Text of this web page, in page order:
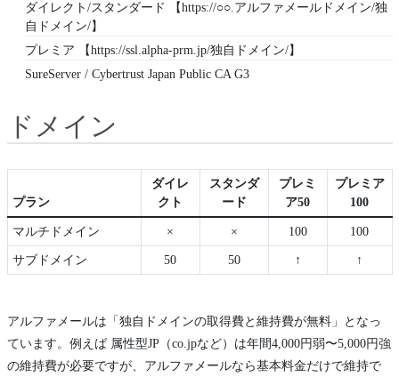
ダイレクト/スタンダード 【https://○○.アルファメールドメイン/独
自ドメイン/】
プレミア 【https://ssl.alpha-prm.jp/独自ドメイン/】
SureServer / Cybertrust Japan Public CA G3
ドメイン
プラン
ダイレ
クト
スタンダ
ード
プレミ
ア50
プレミア
100
マルチドメイン × × 100 100
サブドメイン 50 50 ↑ ↑
アルファメールは「独自ドメインの取得費と維持費が無料」となっ
ています。例えば 属性型JP（co.jpなど）は年間4,000円弱〜5,000円強
の維持費が必要ですが、アルファメールなら基本料金だけで維持で